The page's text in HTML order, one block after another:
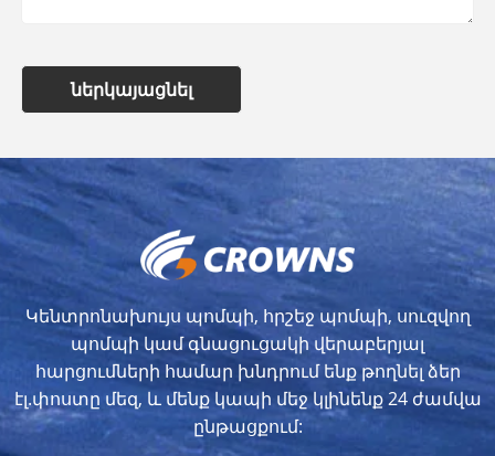
ներկայացնել
Կենտրոնախույս պոմպի, հրշեջ պոմպի, սուզվող
պոմպի կամ գնացուցակի վերաբերյալ
հարցումների համար խնդրում ենք թողնել ձեր
էլ.փոստը մեզ, և մենք կապի մեջ կլինենք 24 ժամվա
ընթացքում: